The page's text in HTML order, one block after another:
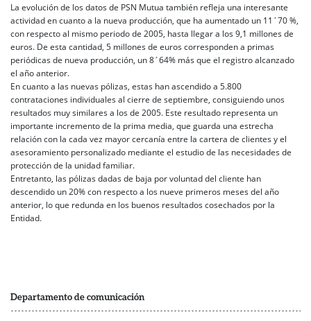
La evolución de los datos de PSN Mutua también refleja una interesante
actividad en cuanto a la nueva producción, que ha aumentado un 11´70 %,
con respecto al mismo periodo de 2005, hasta llegar a los 9,1 millones de
euros. De esta cantidad, 5 millones de euros corresponden a primas
periódicas de nueva producción, un 8´64% más que el registro alcanzado
el año anterior.
En cuanto a las nuevas pólizas, estas han ascendido a 5.800
contrataciones individuales al cierre de septiembre, consiguiendo unos
resultados muy similares a los de 2005. Este resultado representa un
importante incremento de la prima media, que guarda una estrecha
relación con la cada vez mayor cercanía entre la cartera de clientes y el
asesoramiento personalizado mediante el estudio de las necesidades de
protección de la unidad familiar.
Entretanto, las pólizas dadas de baja por voluntad del cliente han
descendido un 20% con respecto a los nueve primeros meses del año
anterior, lo que redunda en los buenos resultados cosechados por la
Entidad.
Departamento de comunicación